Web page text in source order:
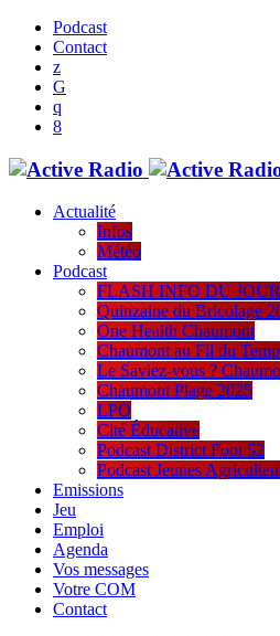
Podcast
Contact
Actualité
Infos
Météo
Podcast
FLASH INFO DU JOUR
Quinzaine du Bricolage
One Health Chaumont
Chaumont au Fil du
Le Saviez-vous ?
Chaumont Plage 2025
LPO
Cité Éducative
Podcast District Foot 52
Podcast Jeunes
Emissions
Jeu
Emploi
Agenda
Vos messages
Votre COM
Contact